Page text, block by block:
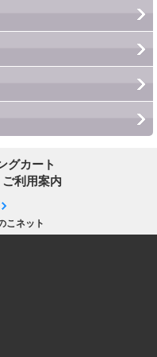
グカート
ご利用案内
こネット